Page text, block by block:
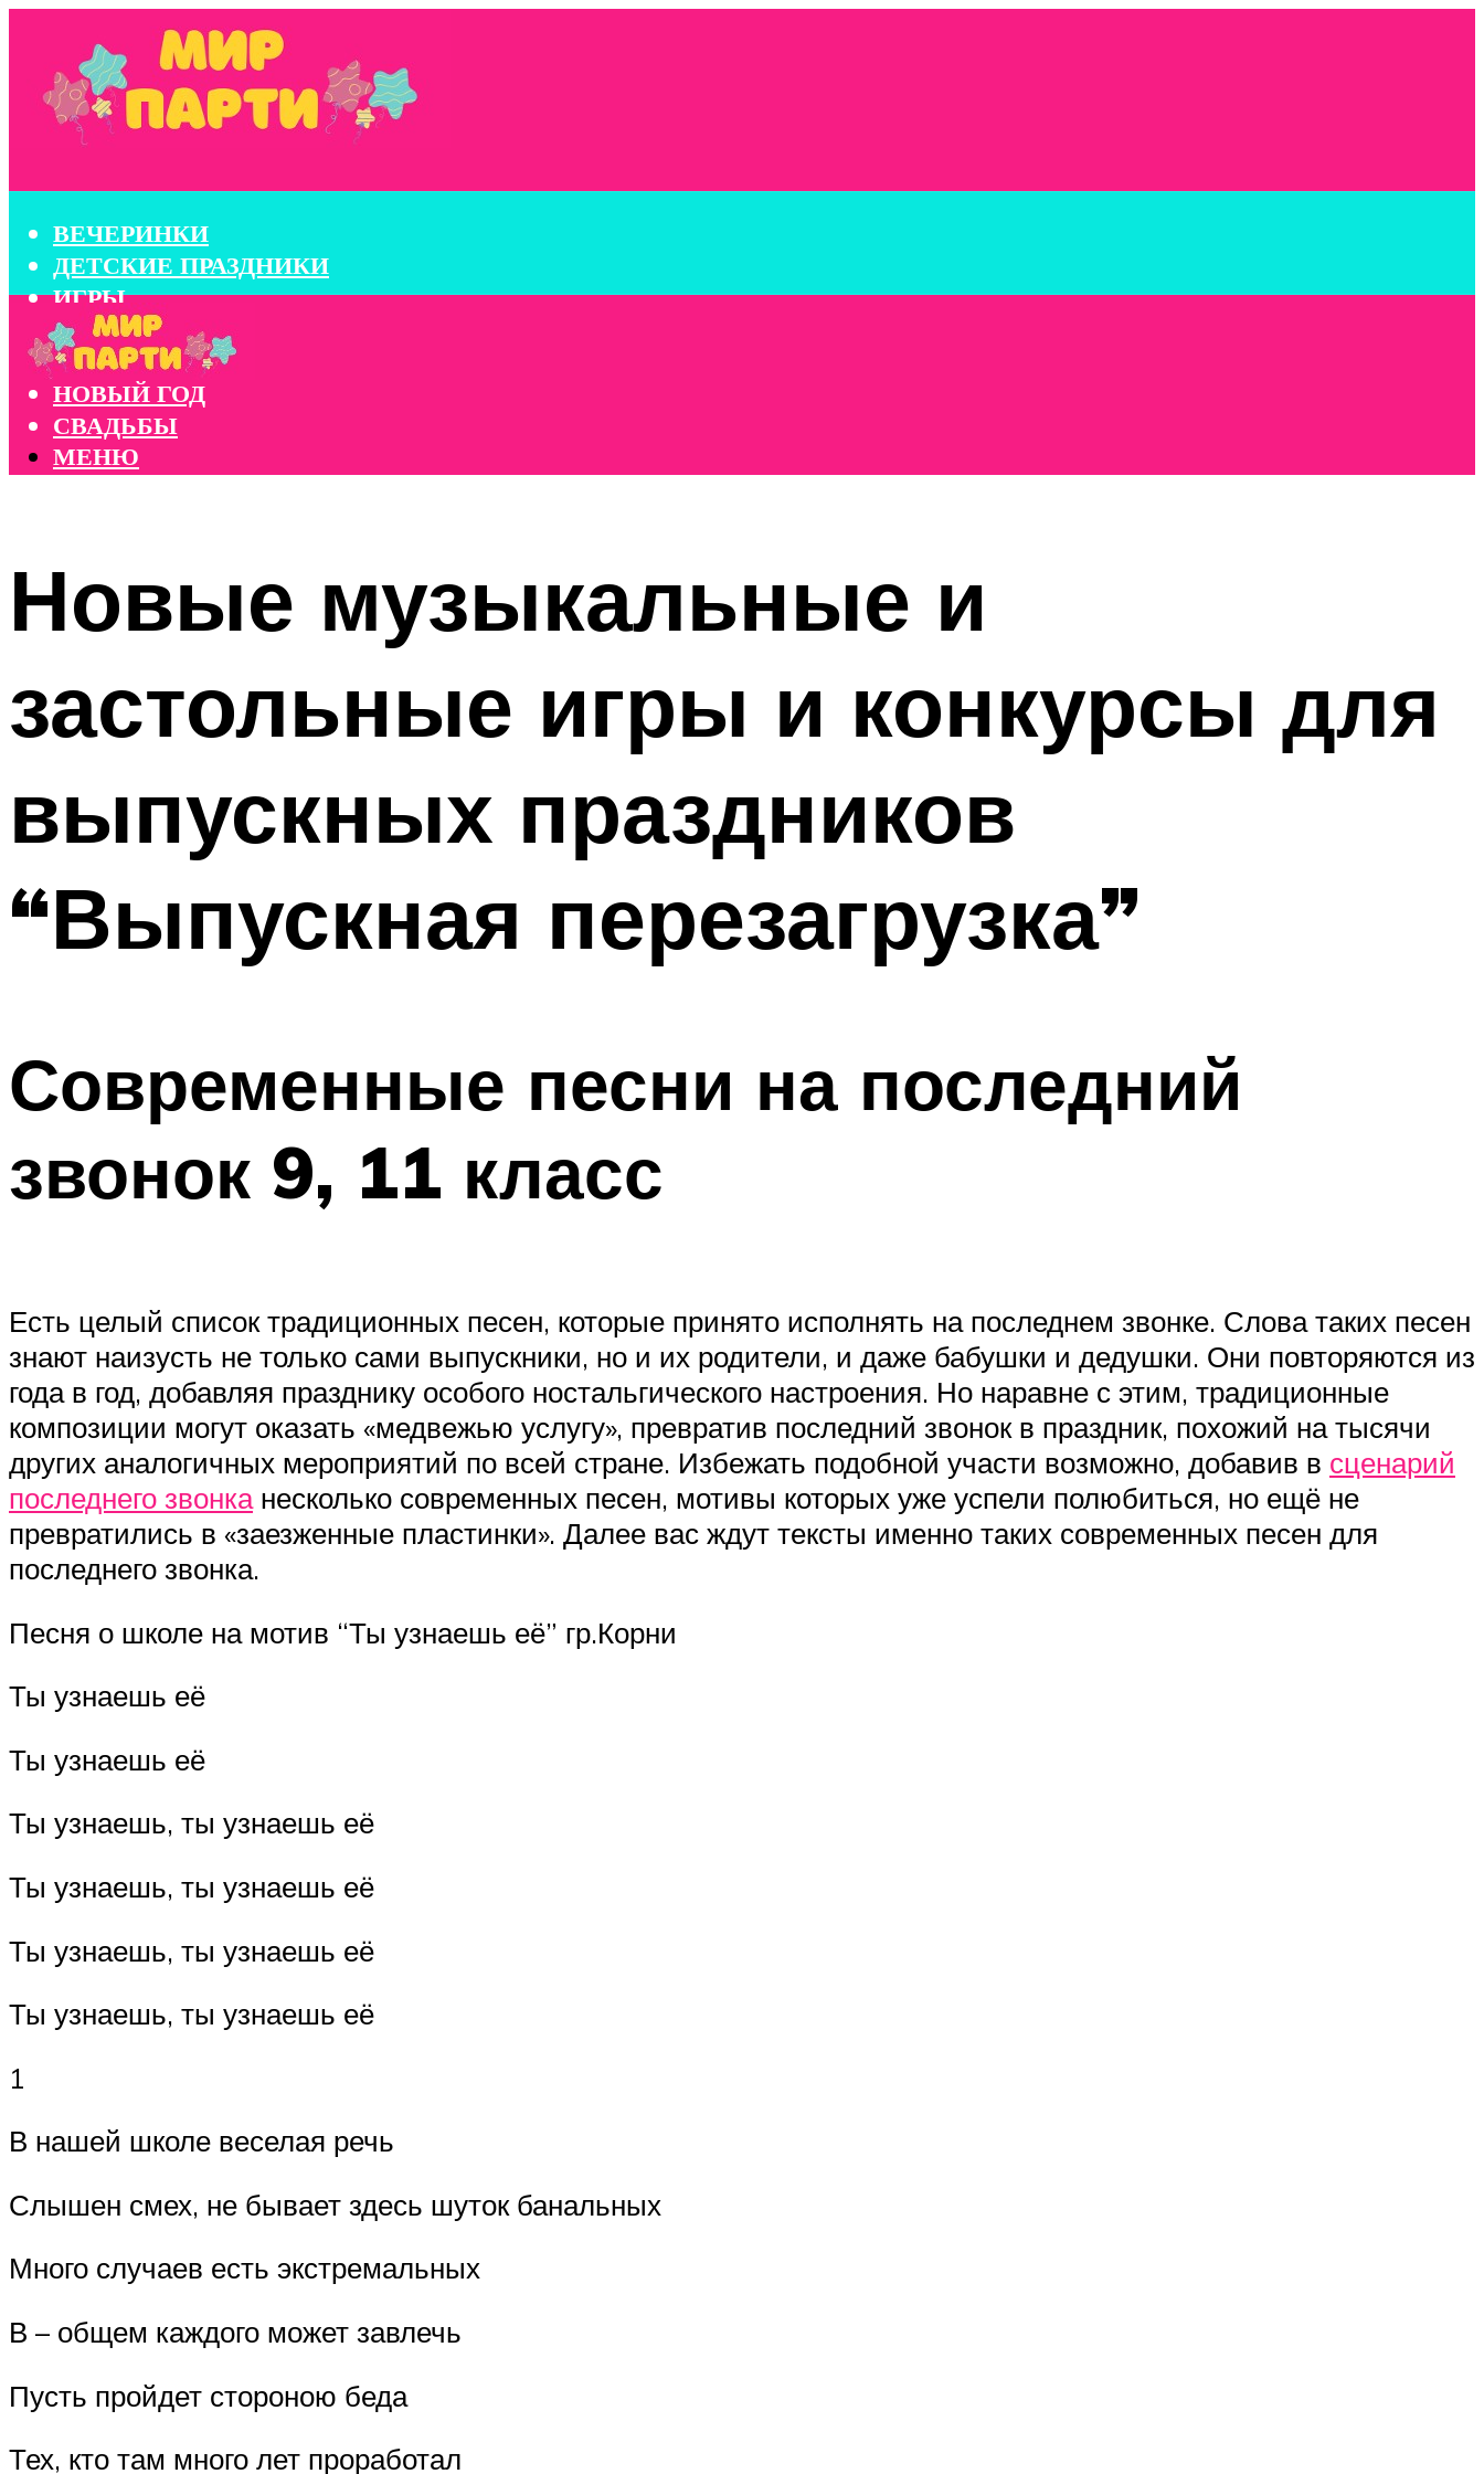
ВЕЧЕРИНКИ
ДЕТСКИЕ ПРАЗДНИКИ
ИГРЫ
КОНКУРСЫ
КОРПОРАТИВЫ
НОВЫЙ ГОД
СВАДЬБЫ
МЕНЮ
Новые музыкальные и
застольные игры и конкурсы для
выпускных праздников
“Выпускная перезагрузка”
Современные песни на последний
звонок 9, 11 класс
Есть целый список традиционных песен, которые принято исполнять на последнем звонке. Слова таких песен
знают наизусть не только сами выпускники, но и их родители, и даже бабушки и дедушки. Они повторяются из
года в год, добавляя празднику особого ностальгического настроения. Но наравне с этим, традиционные
композиции могут оказать «медвежью услугу», превратив последний звонок в праздник, похожий на тысячи
других аналогичных мероприятий по всей стране. Избежать подобной участи возможно, добавив в сценарий
последнего звонканесколько современных песен, мотивы которых уже успели полюбиться, но ещё не
превратились в «заезженные пластинки». Далее вас ждут тексты именно таких современных песен для
последнего звонка.
Песня о школе на мотив “Ты узнаешь её” гр.Корни
Ты узнаешь её
Ты узнаешь её
Ты узнаешь, ты узнаешь её
Ты узнаешь, ты узнаешь её
Ты узнаешь, ты узнаешь её
Ты узнаешь, ты узнаешь её
1
В нашей школе веселая речь
Слышен смех, не бывает здесь шуток банальных
Много случаев есть экстремальных
В – общем каждого может завлечь
Пусть пройдет стороною беда
Тех, кто там много лет проработал